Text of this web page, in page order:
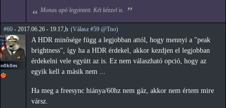
Monas apó legyintett. Két kézzel is.
#60 - 2017.06.26 - 19:17,h (Válasz #59 @Tno)
n0k0m
A HDR minősége függ a legjobban attól, hogy mennyi a "peak
brightness", így ha a HDR érdekel, akkor kezdjen el legjobban
érdekelni vele együtt az is. Ez nem válaszható opció, hogy az
egyik kell a másik nem ...
Ha meg a freesync hiánya/60hz nem gáz, akkor nem értem mire
vársz.